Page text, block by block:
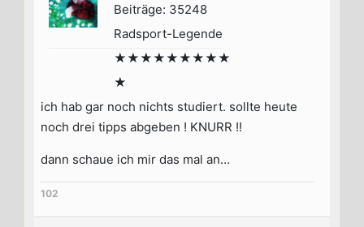
Beiträge: 35248
Radsport-Legende
★★★★★★★★★
★
ich hab gar noch nichts studiert. sollte heute
noch drei tipps abgeben ! KNURR !!
dann schaue ich mir das mal an…
102